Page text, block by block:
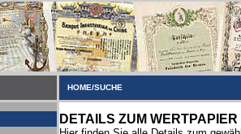
HOME/SUCHE
DETAILS ZUM WERTPAPIER